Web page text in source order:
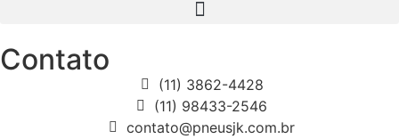
Contato
(11) 3862-4428
(11) 98433-2546
contato@pneusjk.com.br